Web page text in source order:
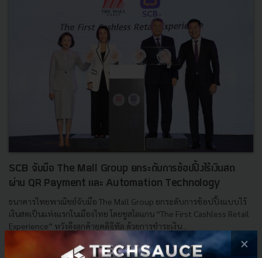
SCB จับมือ The Mall Group ยกระดับการช้อปปิ้งไร้เงินสด
ผ่าน QR Payment และ Automation Technology
ธนาคารไทยพาณิชย์จับมือ The Mall Group ยกระดับการช้อปปิ้งแบบไร้
เงินสดเป็นแห่งแรกในเมืองไทย โดยชูสโลแกน “The First Cashless Retail
Experience” หวังดึงลูกค้ายุคดิจิทัล ด้วยการชำระเงิน...
| ByTechsauce Team
×